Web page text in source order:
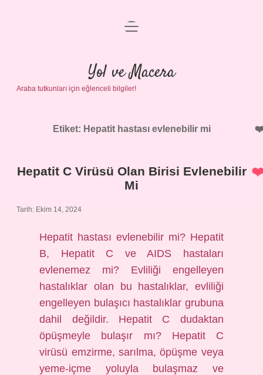
Anasayfa
Gizlilik Politikası
Yasal Uyarı
menüyü
Yol ve Macera
Araba tutkunları için eğlenceli bilgiler!
Etiket: Hepatit hastası evlenebilir mi
Hepatit C Virüsü Olan Birisi Evlenebilir
Mi
Tarih: Ekim 14, 2024
Hepatit hastası evlenebilir mi? Hepatit
B, Hepatit C ve AIDS hastaları
evlenemez mi? Evliliği engelleyen
hastalıklar olan bu hastalıklar, evliliği
engelleyen bulaşıcı hastalıklar grubuna
dahil değildir. Hepatit C dudaktan
öpüşmeyle bulaşır mı? Hepatit C
virüsü emzirme, sarılma, öpüşme veya
yeme-içme yoluyla bulaşmaz ve